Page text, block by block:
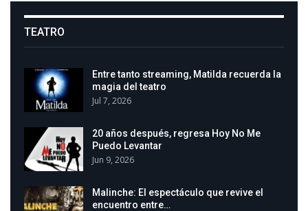
TEATRO
Entre tanto streaming, Matilda recuerda la
magia del teatro
Jul 7, 2026
20 años después, regresa Hoy No Me
Puedo Levantar
Jun 9, 2026
Malinche: El espectáculo que revive el
encuentro entre…